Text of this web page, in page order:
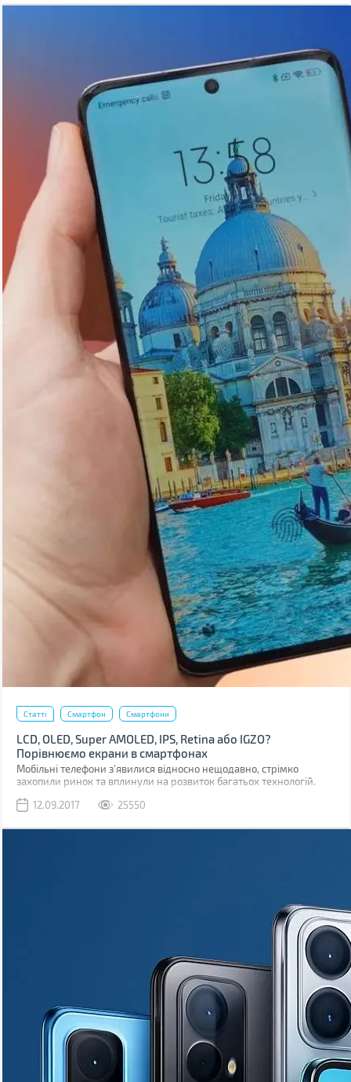
Статті Смартфон Смартфони
LCD, OLED, Super AMOLED, IPS, Retina або IGZO?
Порівнюємо екрани в смартфонах
Мобільні телефони з'явилися відносно нещодавно, стрімко
захопили ринок та вплинули на розвиток багатьох технологій.
12.09.2017
25550